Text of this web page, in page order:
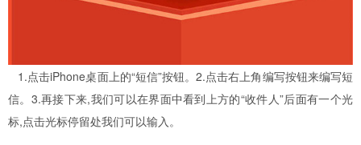
1.点击iPhone桌面上的“短信”按钮。2.点击右上角编写按钮来编写短
信。3.再接下来,我们可以在界面中看到上方的“收件人”后面有一个光
标,点击光标停留处我们可以输入。